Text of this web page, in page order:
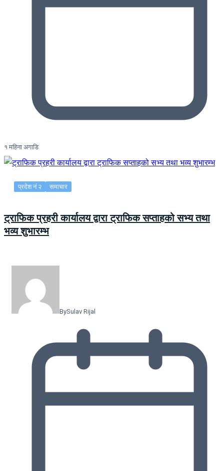
१ महिना अगाडि
प्रदेश नं २ समाचार
ट्राफिक प्रहरी कार्यालय द्वारा ट्राफिक सप्ताहको सभ्य तथा
भव्य शुभारम्भ
BySulav Rijal